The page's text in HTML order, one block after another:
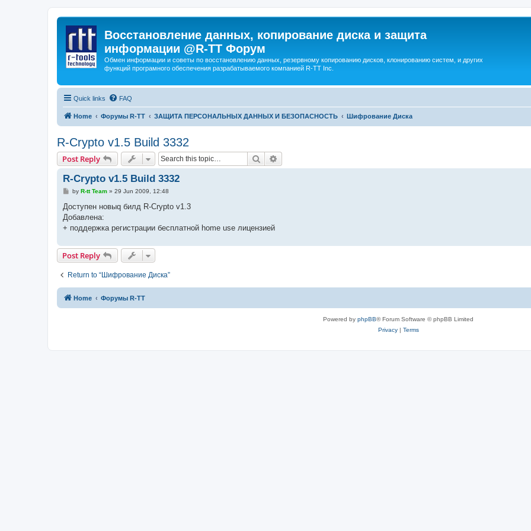
Восстановление данных, копирование диска и защита
информации @R-TT Форум
Обмен информации и советы по восстановлению данных, резервному копированию дисков, клонированию систем, и других
функций програмного обеспечения разрабатываемого компанией R-TT Inc.
Quick links FAQ
Home Форумы R-TT ЗАЩИТА ПЕРСОНАЛЬНЫХ ДАННЫХ И БЕЗОПАСНОСТЬ Шифрование Диска
R-Crypto v1.5 Build 3332
Post Reply Search
R-Crypto v1.5 Build 3332
P
s
by R-tt Team» 29 Jun 2009, 12:48
Доступен новыq билд R-Crypto v1.3
Добавлена:
+ поддержка регистрации бесплатной home use лицензией
Post Reply
Return to “Шифрование Диска”
Home Форумы R-TT
Powered by phpBB® Forum Software © phpBB Limited
Privacy| Terms